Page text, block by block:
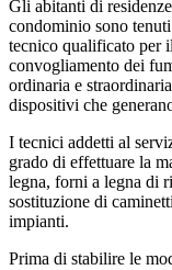
Gli abitanti di
condominio sono
tecnico qualificato per
convogliamento dei
ordinaria e
dispositivi che
I tecnici addetti al
grado di effettuare la
legna, forni a legna di
sostituzione di
impianti.
Prima di stabilire le